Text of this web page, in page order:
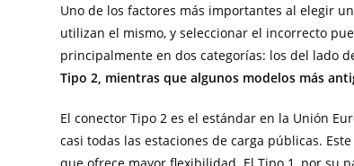
Uno de los factores más importantes al elegir
utilizan el mismo, y seleccionar el incorrecto
principalmente en dos categorías: los del lado
Tipo 2, mientras que algunos modelos más
El conector Tipo 2 es el estándar en la Unión
casi todas las estaciones de carga públicas.